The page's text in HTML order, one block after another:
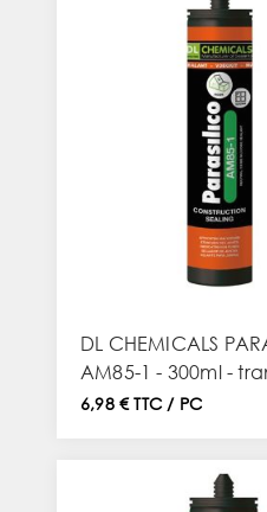
DL CHEMICALS
AM85-1 - 300ml -
6,98 € TTC / PC